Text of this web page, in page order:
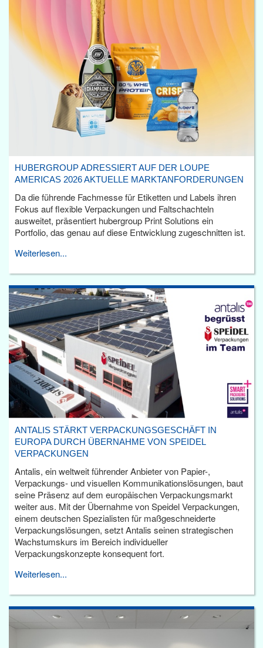
HUBERGROUP ADRESSIERT AUF DER LOUPE
AMERICAS 2026 AKTUELLE MARKTANFORDERUNGEN
Da die führende Fachmesse für Etiketten und Labels ihren
Fokus auf flexible Verpackungen und Faltschachteln
ausweitet, präsentiert hubergroup Print Solutions ein
Portfolio, das genau auf diese Entwicklung zugeschnitten ist.
Weiterlesen...
ANTALIS STÄRKT VERPACKUNGSGESCHÄFT IN
EUROPA DURCH ÜBERNAHME VON SPEIDEL
VERPACKUNGEN
Antalis, ein weltweit führender Anbieter von Papier-,
Verpackungs- und visuellen Kommunikationslösungen, baut
seine Präsenz auf dem europäischen Verpackungsmarkt
weiter aus. Mit der Übernahme von Speidel Verpackungen,
einem deutschen Spezialisten für maßgeschneiderte
Verpackungslösungen, setzt Antalis seinen strategischen
Wachstumskurs im Bereich individueller
Verpackungskonzepte konsequent fort.
Weiterlesen...